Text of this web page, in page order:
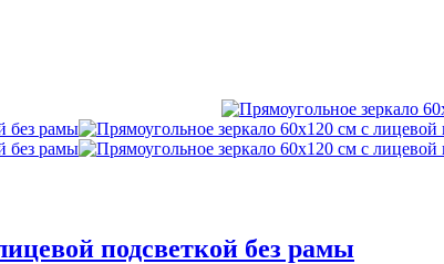
подсветкой без рамы